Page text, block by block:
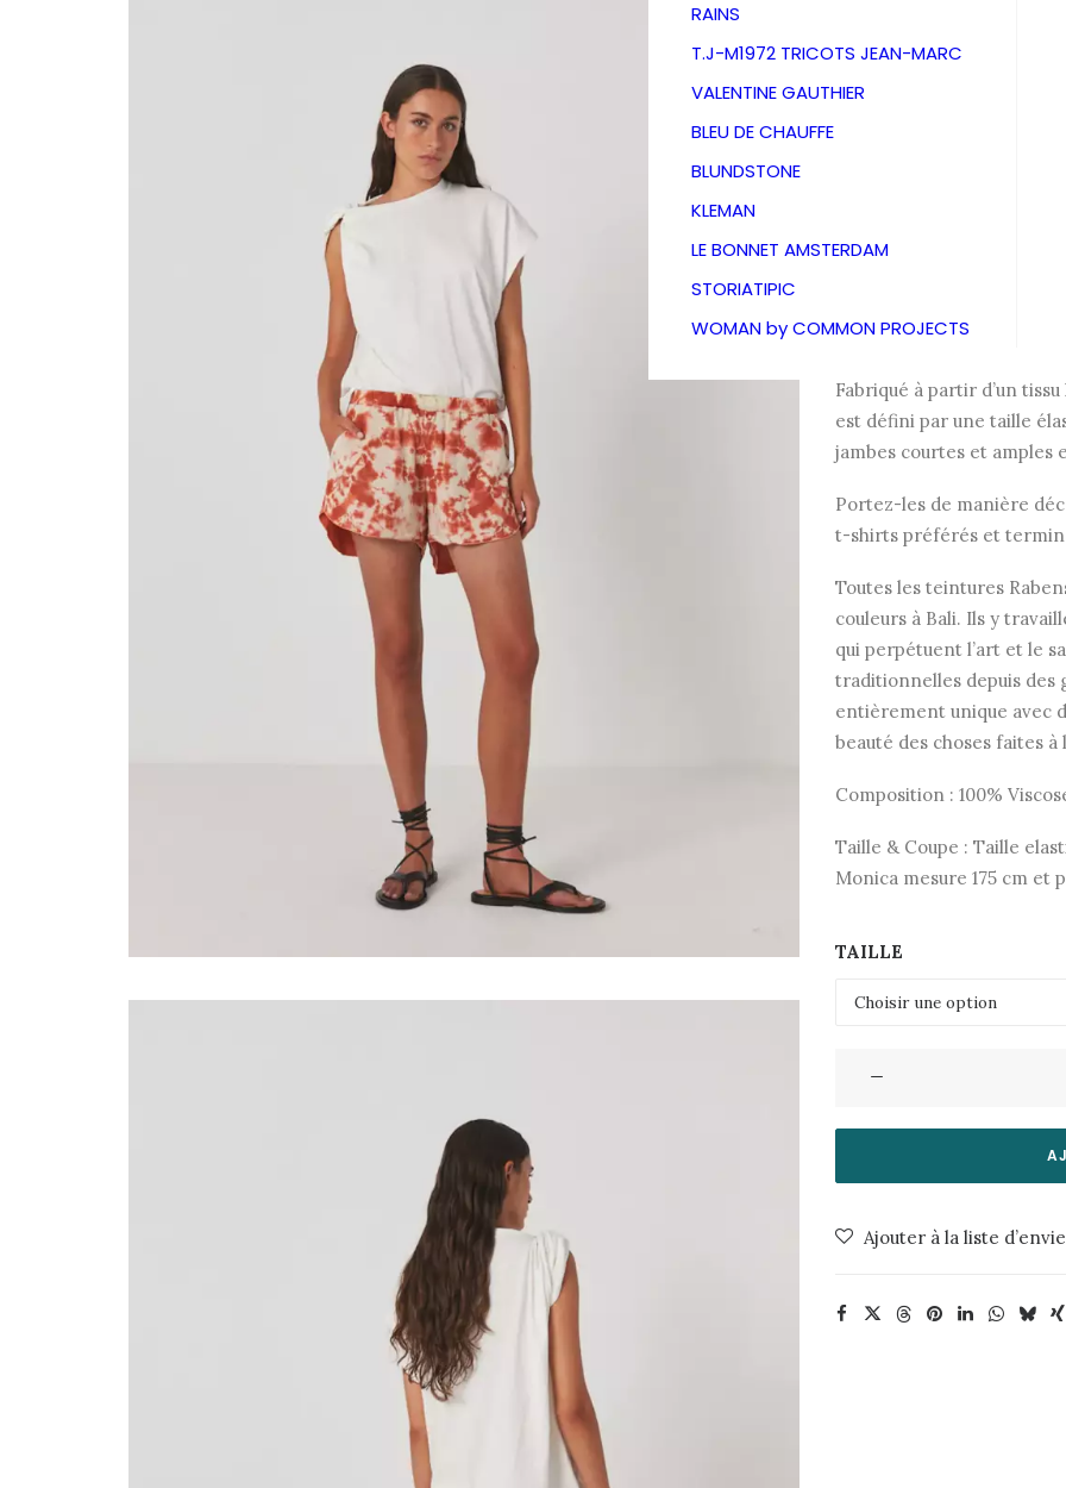
RAINS
T.J-M1972 TRICOTS JEAN-MARC
VALENTINE GAUTHIER
BLEU DE CHAUFFE
BLUNDSTONE
KLEMAN
LE BONNET AMSTERDAM
STORIATIPIC
WOMAN by COMMON PROJECTS
Short
109,00
Rehaussez votre look
Fabriqué à partir d’un
est défini par une taille
jambes courtes et amples
Portez-les de manière
t-shirts préférés et
Toutes les teintures
couleurs à Bali. Ils y
qui perpétuent l’art et le
traditionnelles depuis des
entièrement unique avec
beauté des choses faites
Composition : 100%
Taille & Coupe : Taille
Monica mesure 175 cm et
TAILLE
Short
Tangerine
Rabens
Ajouter à la liste